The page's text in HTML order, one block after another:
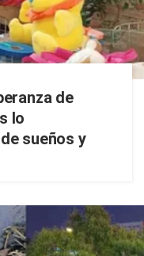
de
lo
sueños y